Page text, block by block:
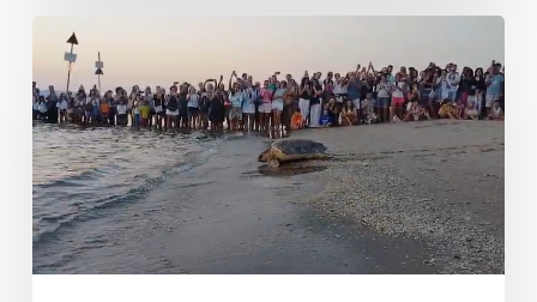
Dopo
cattura
a
Cesenatico,
la
tartaruga
Cira
torna